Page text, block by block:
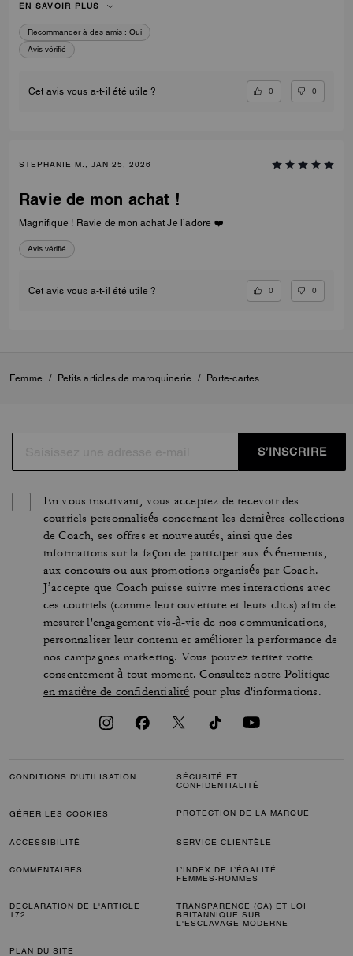
et une petite poche zippée pour ranger mes pièces.
EN SAVOIR PLUS
Recommander à des amis : Oui
Avis vérifié
Cet avis vous a-t-il été utile ? 0 0
STEPHANIE M., JAN 25, 2026
Ravie de mon achat !
Magnifique ! Ravie de mon achat Je l’adore ❤️
Avis vérifié
Cet avis vous a-t-il été utile ? 0 0
Femme / Petits articles de maroquinerie / Porte-cartes
S’INSCRIRE
En vous inscrivant, vous acceptez de recevoir des
courriels personnalisés concernant les dernières collections
de Coach, ses offres et nouveautés, ainsi que des
informations sur la façon de participer aux événements,
aux concours ou aux promotions organisés par Coach.
J’accepte que Coach puisse suivre mes interactions avec
ces courriels (comme leur ouverture et leurs clics) afin de
mesurer l'engagement vis-à-vis de nos communications,
personnaliser leur contenu et améliorer la performance de
nos campagnes marketing. Vous pouvez retirer votre
consentement à tout moment. Consultez notre Politique
en matière de confidentialité pour plus d'informations.
CONDITIONS D'UTILISATION
SÉCURITÉ ET
CONFIDENTIALITÉ
GÉRER LES COOKIES PROTECTION DE LA MARQUE
ACCESSIBILITÉ SERVICE CLIENTÈLE
COMMENTAIRES
L’INDEX DE L’ÉGALITÉ
FEMMES-HOMMES
DÉCLARATION DE L'ARTICLE
172
TRANSPARENCE (CA) ET LOI
BRITANNIQUE SUR
L'ESCLAVAGE MODERNE
PLAN DU SITE